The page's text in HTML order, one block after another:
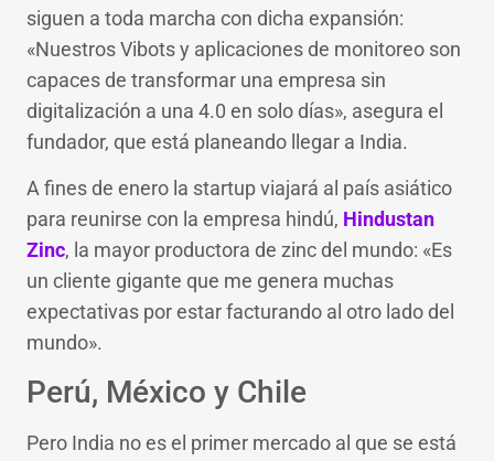
siguen a toda marcha con dicha expansión:
«Nuestros Vibots y aplicaciones de monitoreo son
capaces de transformar una empresa sin
digitalización a una 4.0 en solo días», asegura el
fundador, que está planeando llegar a India.
A fines de enero la startup viajará al país asiático
para reunirse con la empresa hindú, Hindustan
Zinc, la mayor productora de zinc del mundo: «Es
un cliente gigante que me genera muchas
expectativas por estar facturando al otro lado del
mundo».
Perú, México y Chile
Pero India no es el primer mercado al que se está